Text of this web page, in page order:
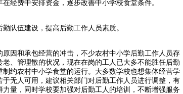
经费中安排资金，逐步改善中小学校食堂条件。
伍建设，提高后勤工作人员素质。
和承包经营的冲击，不少农村中小学后勤工作人员存
老、管理散的状况，现在在岗的工人已大多不能胜任后勤
制约农村中小学食堂的运行。大多数学校也想集体经营学
于无人可用，建议相关部门对后勤工作人员进行调整，有
力量，同时学校要加强对后勤工人的培训，不断增强服务